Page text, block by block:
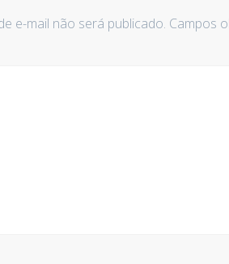
e-mail não será publicado. Campos